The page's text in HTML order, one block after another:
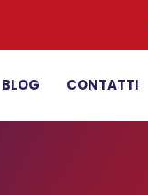
BLOG CONTATTI